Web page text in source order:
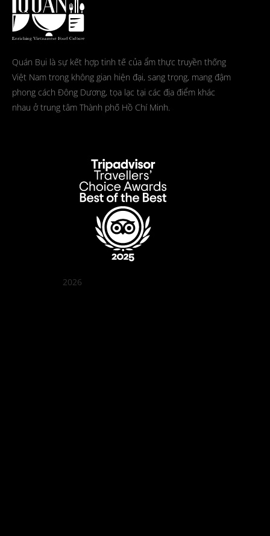
Quán Bụi là sự kết hợp tinh tế của ẩm thực truyền thống
Việt Nam trong không gian hiện đại, sang trọng, mang đậm
phong cách Đông Dương, tọa lạc tại các địa điểm khác
nhau ở trung tâm Thành phố Hồ Chí Minh.
2026